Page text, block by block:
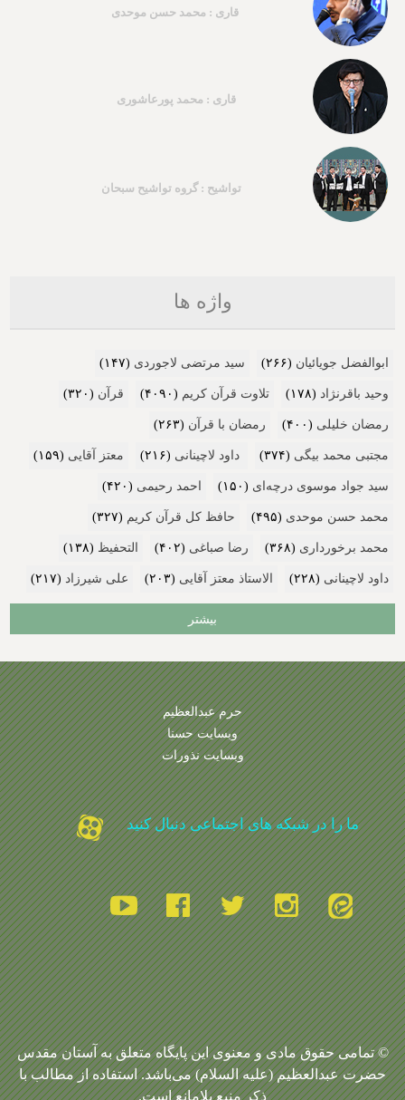
قاری : محمد حسن موحدی
قاری : محمد پورعاشوری
تواشیح : گروه تواشیح سبحان
واژه ها
ابوالفضل جویائیان (۲۶۶) سید مرتضی لاجوردی (۱۴۷)
وحید باقرنژاد (۱۷۸) تلاوت قرآن کریم (۴۰۹۰) قرآن (۳۲۰)
رمضان خلیلی (۴۰۰) رمضان با قرآن (۲۶۳)
مجتبی محمد بیگی (۳۷۴) داود لاچینانی (۲۱۶) معتز آقایی (۱۵۹)
سید جواد موسوی درچه‌ای (۱۵۰) احمد رحیمی (۴۲۰)
محمد حسن موحدی (۴۹۵) حافظ کل قرآن کریم (۳۲۷)
محمد برخورداری (۳۶۸) رضا صباغی (۴۰۲) التحفیظ (۱۳۸)
داود لاچینانی (۲۲۸) الاستاذ معتز آقایی (۲۰۳) علی شیرزاد (۲۱۷)
بیشتر
حرم عبدالعظیم
وبسایت حسنا
وبسایت نذورات
ما را در شبکه های اجتماعی دنبال کنید
© تمامی حقوق مادی و معنوی این پایگاه متعلق به آستان مقدس
حضرت عبدالعظیم (علیه السلام) می‌باشد. استفاده از مطالب با
ذکر منبع بلامانع است.